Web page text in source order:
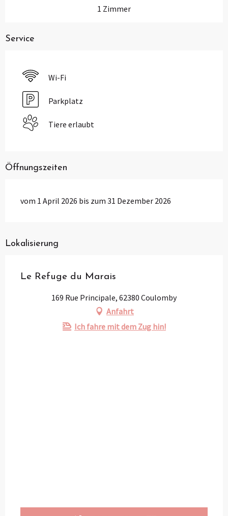
1 Zimmer
Service
Wi-Fi
Parkplatz
Tiere erlaubt
Öffnungszeiten
vom 1 April 2026 bis zum 31 Dezember 2026
Lokalisierung
Le Refuge du Marais
169 Rue Principale, 62380 Coulomby
Anfahrt
Ich fahre mit dem Zug hin!